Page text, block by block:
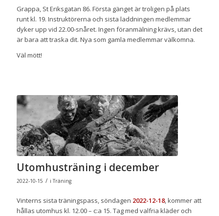
Grappa, St Eriksgatan 86. Första gänget är troligen på plats
runt kl. 19. Instruktörerna och sista laddningen medlemmar
dyker upp vid 22.00-snåret. Ingen föranmälning krävs, utan det
är bara att traska dit. Nya som gamla medlemmar välkomna.
Väl mött!
Utomhusträning i december
2022-10-15 / iTräning
Vinterns sista träningspass, söndagen 2022-12-18, kommer att
hållas utomhus kl. 12.00 – c:a 15. Tag med valfria kläder och